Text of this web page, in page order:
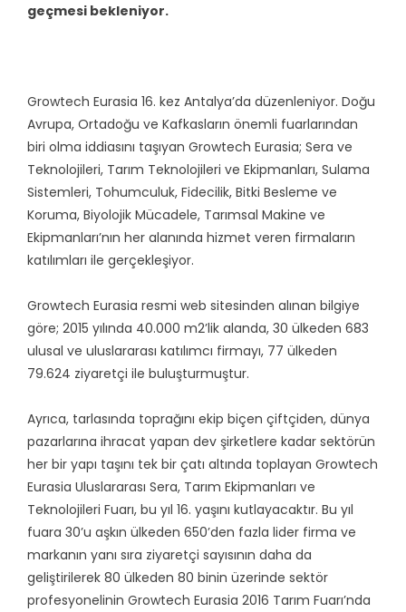
geçmesi bekleniyor.
Growtech Eurasia 16. kez Antalya’da düzenleniyor. Doğu
Avrupa, Ortadoğu ve Kafkasların önemli fuarlarından
biri olma iddiasını taşıyan Growtech Eurasia; Sera ve
Teknolojileri, Tarım Teknolojileri ve Ekipmanları, Sulama
Sistemleri, Tohumculuk, Fidecilik, Bitki Besleme ve
Koruma, Biyolojik Mücadele, Tarımsal Makine ve
Ekipmanları’nın her alanında hizmet veren firmaların
katılımları ile gerçekleşiyor.
Growtech Eurasia resmi web sitesinden alınan bilgiye
göre; 2015 yılında 40.000 m2’lik alanda, 30 ülkeden 683
ulusal ve uluslararası katılımcı firmayı, 77 ülkeden
79.624 ziyaretçi ile buluşturmuştur.
Ayrıca, tarlasında toprağını ekip biçen çiftçiden, dünya
pazarlarına ihracat yapan dev şirketlere kadar sektörün
her bir yapı taşını tek bir çatı altında toplayan Growtech
Eurasia Uluslararası Sera, Tarım Ekipmanları ve
Teknolojileri Fuarı, bu yıl 16. yaşını kutlayacaktır. Bu yıl
fuara 30’u aşkın ülkeden 650’den fazla lider firma ve
markanın yanı sıra ziyaretçi sayısının daha da
geliştirilerek 80 ülkeden 80 binin üzerinde sektör
profesyonelinin Growtech Eurasia 2016 Tarım Fuarı’nda